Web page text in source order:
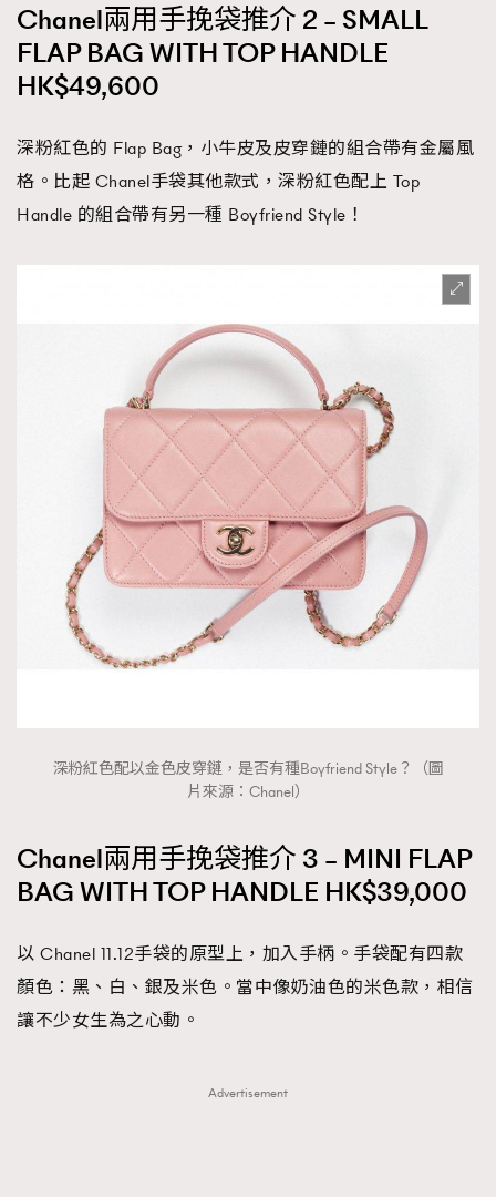
Chanel兩用手挽袋推介 2 – SMALL
FLAP BAG WITH TOP HANDLE
HK$49,600
深粉紅色的 Flap Bag，小牛皮及皮穿鏈的組合帶有金屬風
格。比起 Chanel手袋其他款式，深粉紅色配上 Top
Handle 的組合帶有另一種 Boyfriend Style！
深粉紅色配以金色皮穿鏈，是否有種Boyfriend Style？（圖
片來源：Chanel）
Chanel兩用手挽袋推介 3 – MINI FLAP
BAG WITH TOP HANDLE HK$39,000
以 Chanel 11.12手袋的原型上，加入手柄。手袋配有四款
顏色：黑、白、銀及米色。當中像奶油色的米色款，相信
讓不少女生為之心動。
Advertisement